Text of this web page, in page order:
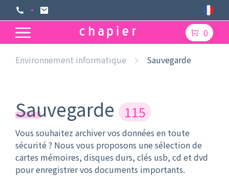
0
Environnement informatique Sauvegarde
Sauvegarde 115
Vous souhaitez archiver vos données en toute
sécurité ? Nous vous proposons une sélection de
cartes mémoires, disques durs, clés usb, cd et dvd
pour enregistrer vos documents importants.